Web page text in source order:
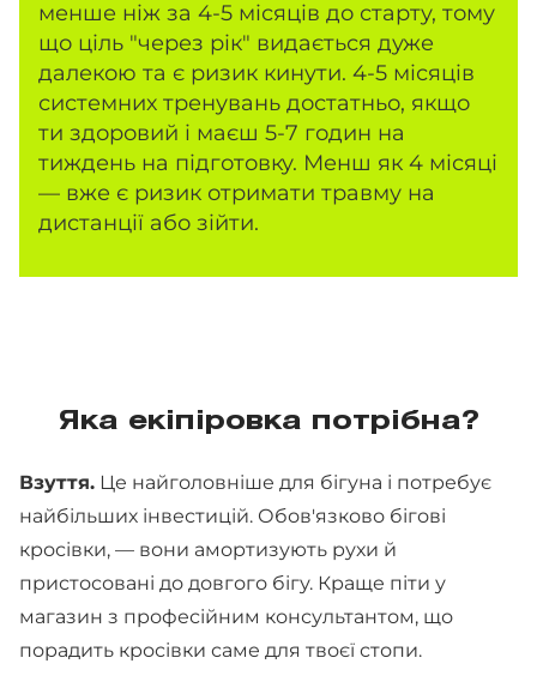
менше ніж за 4-5 місяців до старту, тому
що ціль "через рік" видається дуже
далекою та є ризик кинути. 4-5 місяців
системних тренувань достатньо, якщо
ти здоровий і маєш 5-7 годин на
тиждень на підготовку. Менш як 4 місяці
— вже є ризик отримати травму на
дистанції або зійти.
Яка екіпіровка потрібна?
Взуття. Це найголовніше для бігуна і потребує
найбільших інвестицій. Обов'язково бігові
кросівки, — вони амортизують рухи й
пристосовані до довгого бігу. Краще піти у
магазин з професійним консультантом, що
порадить кросівки саме для твоєї стопи.